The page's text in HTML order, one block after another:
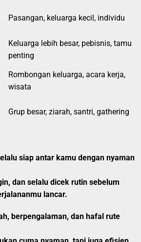
Pasangan, keluarga kecil, individu
Keluarga lebih besar, pebisnis, tamu
penting
Rombongan keluarga, acara kerja,
wisata
Grup besar, ziarah, santri, gathering
siap antar kamu dengan nyaman
dan selalu dicek rutin sebelum
lancar.
berpengalaman, dan hafal rute